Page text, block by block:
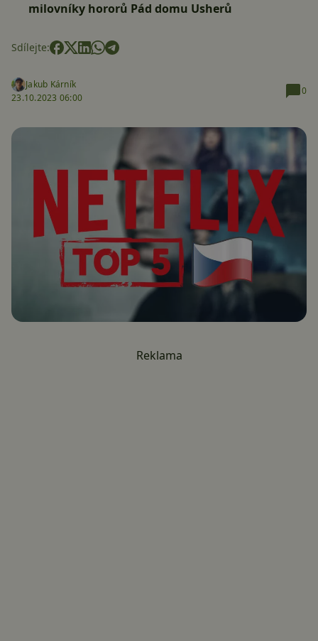
milovníky hororů Pád domu Usherů
Sdílejte:
Jakub Kárník
23.10.2023 06:00
0
Reklama